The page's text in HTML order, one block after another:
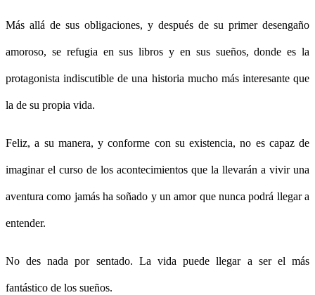
Más allá de sus obligaciones, y después de su primer desengaño
amoroso, se refugia en sus libros y en sus sueños, donde es la
protagonista indiscutible de una historia mucho más interesante que
la de su propia vida.
Feliz, a su manera, y conforme con su existencia, no es capaz de
imaginar el curso de los acontecimientos que la llevarán a vivir una
aventura como jamás ha soñado y un amor que nunca podrá llegar a
entender.
No des nada por sentado. La vida puede llegar a ser el más
fantástico de los sueños.